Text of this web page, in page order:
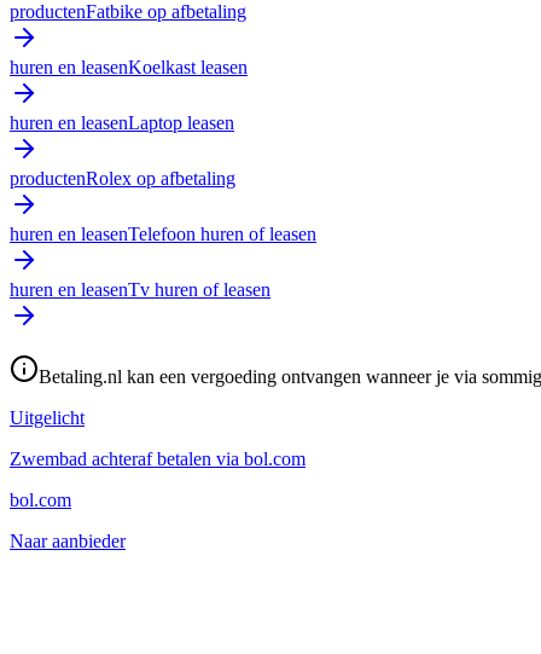
productenFatbike op afbetaling
huren en leasenKoelkast leasen
huren en leasenLaptop leasen
productenRolex op afbetaling
huren en leasenTelefoon huren of leasen
huren en leasenTv huren of leasen
Betaling.nl kan een vergoeding ontvangen wanneer je via
Uitgelicht
Zwembad achteraf betalen via bol.com
bol.com
Naar aanbieder